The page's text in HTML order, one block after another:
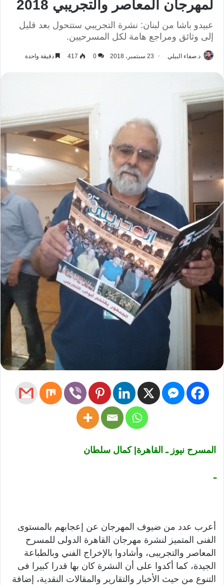
لمهرجان المعاصر والتجريبي 2018
عبيدو باشا من لبنان: نشرة التجريبي ستتحول بعد قليل
إلى وثائق ومراجع هامة لكل المسرحيين.
د.صفاء البيلي 23 سبتمبر، 2018 0
417 دقيقة واحدة
المسرح نيوز ـ القاهرة| كمال سلطان
ـ
أعرب عدد من ضيوف المهرجان عن إعجابهم بالمستوى
الفنى المتميز لنشرة مهرجان القاهرة الدولى للمسرح
المعاصر والتجريبى، وأشادوا بالإخراج الفني وبالطباعة
الجيدة، كما أكدوا على أن النشرة كان بها قدرا كبيرا فى
التنوع من حيث الأخبار والتقارير والمقالات النقدية، إضافة